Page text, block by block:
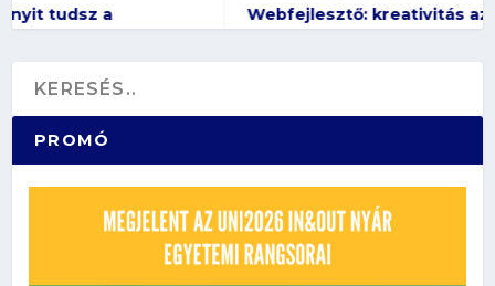
Webfejlesztő: kreativitás az online térben
PROMÓ